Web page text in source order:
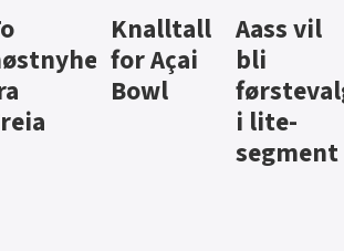
vil
Brus og
jus fra
Berentsen
Hard
iste fra
Hansa